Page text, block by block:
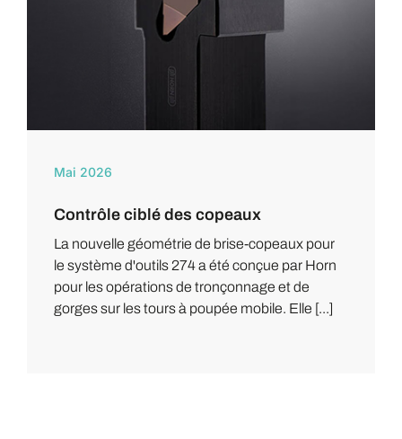
Mai 2026
Contrôle ciblé des copeaux
La nouvelle géométrie de brise-copeaux pour
le système d'outils 274 a été conçue par Horn
pour les opérations de tronçonnage et de
gorges sur les tours à poupée mobile. Elle [...]